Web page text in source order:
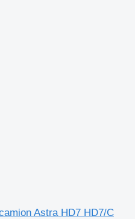
Astra HD7 HD7/C